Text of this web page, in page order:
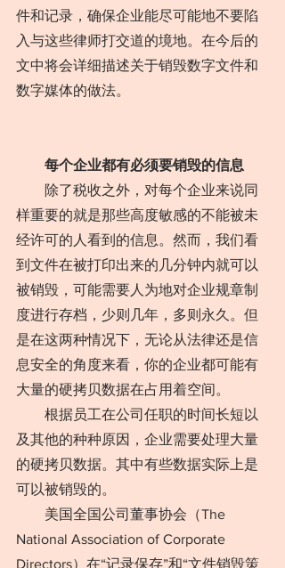
件和记录，确保企业能尽可能地不要陷
入与这些律师打交道的境地。在今后的
文中将会详细描述关于销毁数字文件和
数字媒体的做法。
每个企业都有必须要销毁的信息
除了税收之外，对每个企业来说同
样重要的就是那些高度敏感的不能被未
经许可的人看到的信息。然而，我们看
到文件在被打印出来的几分钟内就可以
被销毁，可能需要人为地对企业规章制
度进行存档，少则几年，多则永久。但
是在这两种情况下，无论从法律还是信
息安全的角度来看，你的企业都可能有
大量的硬拷贝数据在占用着空间。
根据员工在公司任职的时间长短以
及其他的种种原因，企业需要处理大量
的硬拷贝数据。其中有些数据实际上是
可以被销毁的。
美国全国公司董事协会（The
National Association of Corporate
Directors）在“记录保存”和“文件销毁策